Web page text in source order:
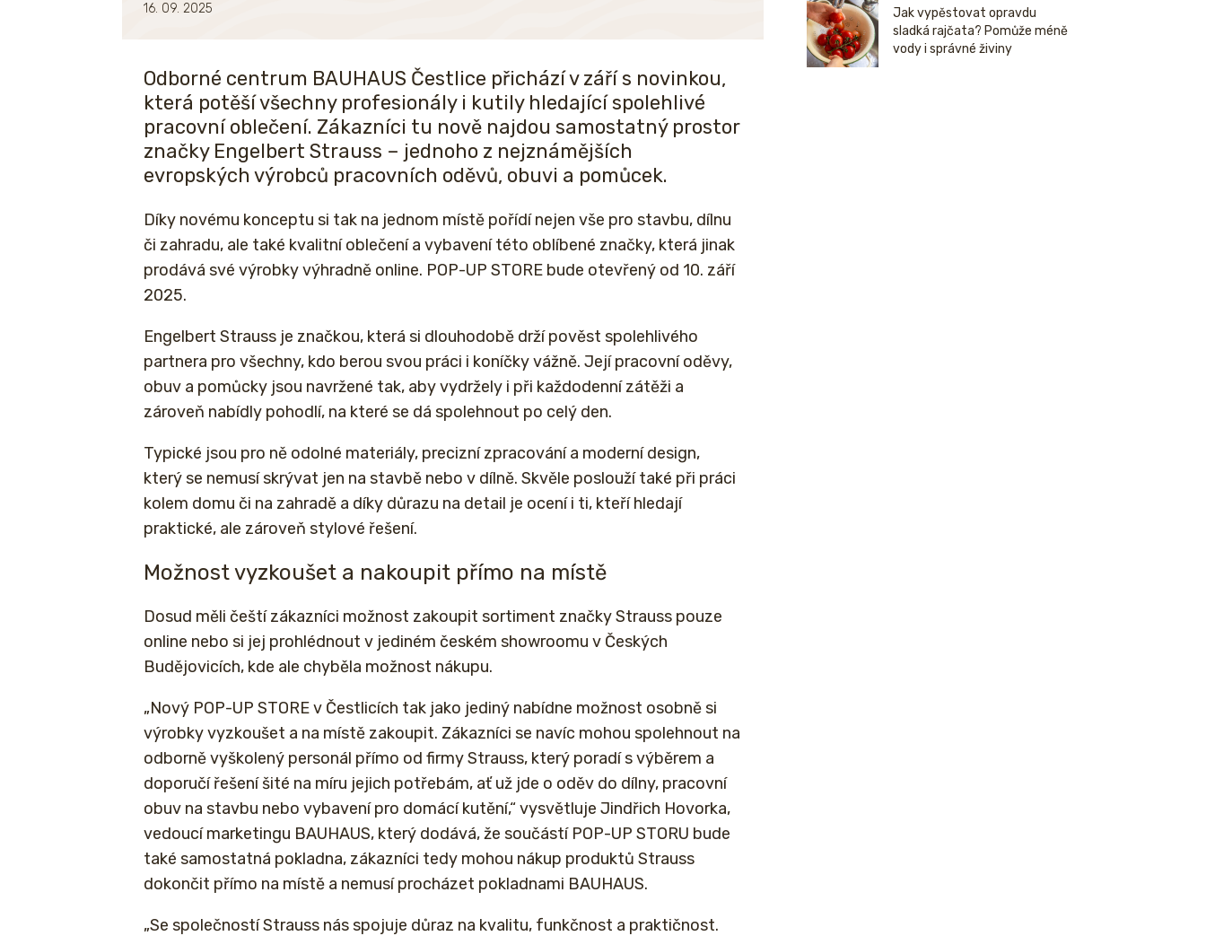
16. 09. 2025
Odborné centrum BAUHAUS Čestlice přichází v září s novinkou,
která potěší všechny profesionály i kutily hledající spolehlivé
pracovní oblečení. Zákazníci tu nově najdou samostatný prostor
značky Engelbert Strauss – jednoho z nejznámějších
evropských výrobců pracovních oděvů, obuvi a pomůcek.
Díky novému konceptu si tak na jednom místě pořídí nejen vše pro stavbu, dílnu
či zahradu, ale také kvalitní oblečení a vybavení této oblíbené značky, která jinak
prodává své výrobky výhradně online. POP-UP STORE bude otevřený od 10. září
2025.
Engelbert Strauss je značkou, která si dlouhodobě drží pověst spolehlivého
partnera pro všechny, kdo berou svou práci i koníčky vážně. Její pracovní oděvy,
obuv a pomůcky jsou navržené tak, aby vydržely i při každodenní zátěži a
zároveň nabídly pohodlí, na které se dá spolehnout po celý den.
Typické jsou pro ně odolné materiály, precizní zpracování a moderní design,
který se nemusí skrývat jen na stavbě nebo v dílně. Skvěle poslouží také při práci
kolem domu či na zahradě a díky důrazu na detail je ocení i ti, kteří hledají
praktické, ale zároveň stylové řešení.
Možnost vyzkoušet a nakoupit přímo na místě
Dosud měli čeští zákazníci možnost zakoupit sortiment značky Strauss pouze
online nebo si jej prohlédnout v jediném českém showroomu v Českých
Budějovicích, kde ale chyběla možnost nákupu.
„Nový POP-UP STORE v Čestlicích tak jako jediný nabídne možnost osobně si
výrobky vyzkoušet a na místě zakoupit. Zákazníci se navíc mohou spolehnout na
odborně vyškolený personál přímo od firmy Strauss, který poradí s výběrem a
doporučí řešení šité na míru jejich potřebám, ať už jde o oděv do dílny, pracovní
obuv na stavbu nebo vybavení pro domácí kutění,“ vysvětluje Jindřich Hovorka,
vedoucí marketingu BAUHAUS, který dodává, že součástí POP-UP STORU bude
také samostatná pokladna, zákazníci tedy mohou nákup produktů Strauss
dokončit přímo na místě a nemusí procházet pokladnami BAUHAUS.
„Se společností Strauss nás spojuje důraz na kvalitu, funkčnost a praktičnost.
Jak vypěstovat opravdu
sladká rajčata? Pomůže méně
vody i správné živiny